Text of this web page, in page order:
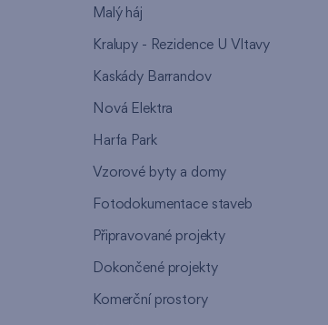
Malý háj
Kralupy - Rezidence U Vltavy
Kaskády Barrandov
Nová Elektra
Harfa Park
Vzorové byty a domy
Fotodokumentace staveb
Připravované projekty
Dokončené projekty
Komerční prostory